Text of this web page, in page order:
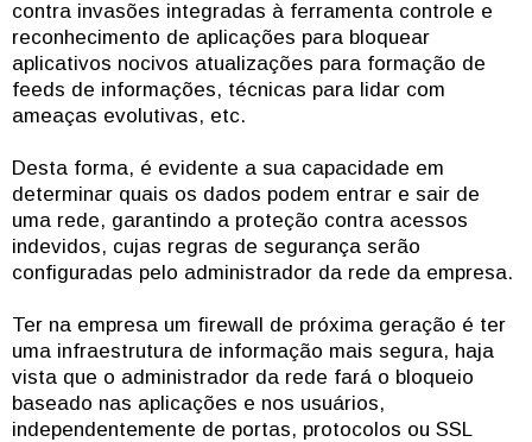
contra invasões integradas à ferramenta controle e
reconhecimento de aplicações para bloquear
aplicativos nocivos atualizações para formação de
feeds de informações, técnicas para lidar com
ameaças evolutivas, etc.
Desta forma, é evidente a sua capacidade em
determinar quais os dados podem entrar e sair de
uma rede, garantindo a proteção contra acessos
indevidos, cujas regras de segurança serão
configuradas pelo administrador da rede da empresa.
Ter na empresa um firewall de próxima geração é ter
uma infraestrutura de informação mais segura, haja
vista que o administrador da rede fará o bloqueio
baseado nas aplicações e nos usuários,
independentemente de portas, protocolos ou SSL